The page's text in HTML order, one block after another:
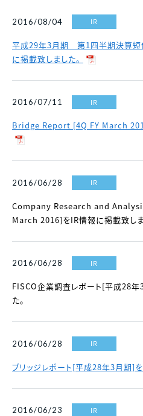
2016/08/04 IR
平成29年3月期 第1四半期決算短信
に掲載致しました。
2016/07/11 IR
Bridge Report [4Q FY March
2016/06/28 IR
Company Research and
March 2016]をIR情報に掲載致しま
2016/06/28 IR
FISCO企業調査レポート[平成28
た。
2016/06/28 IR
ブリッジレポート[平成28年3月期]
2016/06/23 IR